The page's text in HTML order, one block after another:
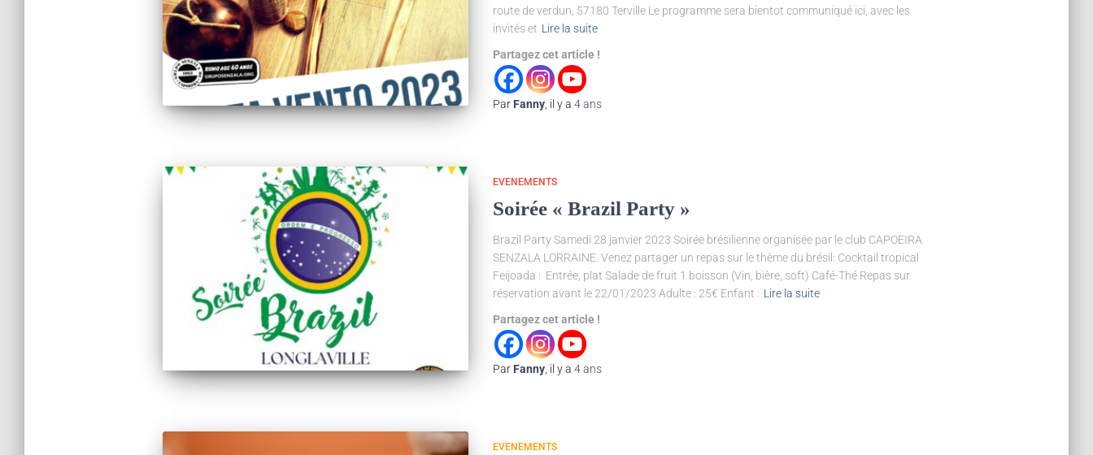
route de verdun, 57180 Terville Le programme sera bientot communiqué ici, avec les
invités et Lire la suite
Partagez cet article !
Par Fanny, il y a 4 ans
EVENEMENTS
Soirée « Brazil Party »
Brazil Party Samedi 28 janvier 2023 Soirée brésilienne organisée par le club CAPOEIRA
SENZALA LORRAINE. Venez partager un repas sur le thème du brésil: Cocktail tropical
Feijoada : Entrée, plat Salade de fruit 1 boisson (Vin, bière, soft) Café-Thé Repas sur
réservation avant le 22/01/2023 Adulte : 25€ Enfant : Lire la suite
Partagez cet article !
Par Fanny, il y a 4 ans
EVENEMENTS